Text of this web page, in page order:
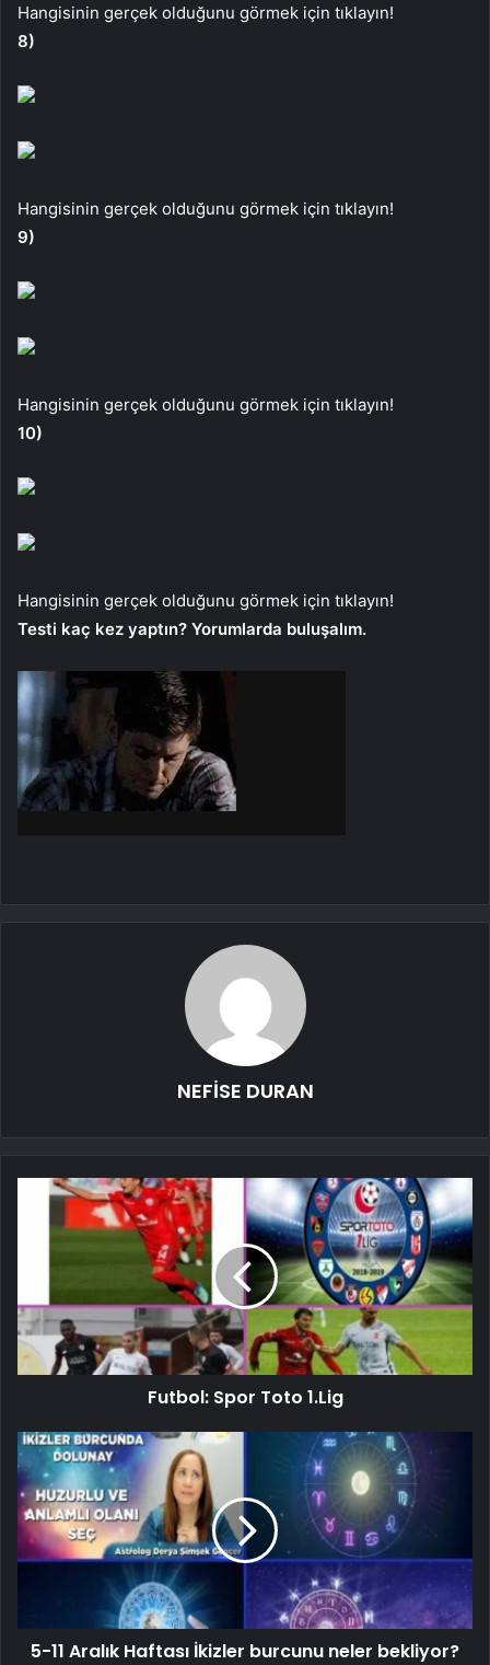
Hangisinin gerçek olduğunu görmek için tıklayın!
8)
Hangisinin gerçek olduğunu görmek için tıklayın!
9)
Hangisinin gerçek olduğunu görmek için tıklayın!
10)
Hangisinin gerçek olduğunu görmek için tıklayın!
Testi kaç kez yaptın? Yorumlarda buluşalım.
NEFİSE DURAN
Futbol: Spor Toto 1.Lig
5-11 Aralık Haftası İkizler burcunu neler bekliyor?